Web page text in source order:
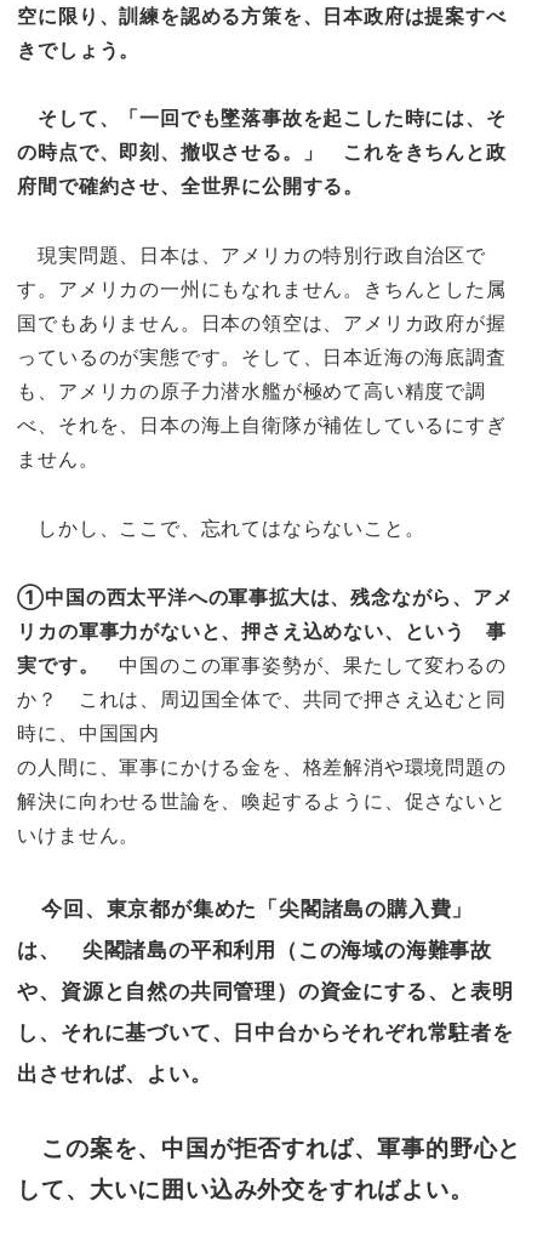
空に限り、訓練を認める方策を、日本政府は提案すべ
きでしょう。
そして、「一回でも墜落事故を起こした時には、そ
の時点で、即刻、撤収させる。」 これをきちんと政
府間で確約させ、全世界に公開する。
現実問題、日本は、アメリカの特別行政自治区で
す。アメリカの一州にもなれません。きちんとした属
国でもありません。日本の領空は、アメリカ政府が握
っているのが実態です。そして、日本近海の海底調査
も、アメリカの原子力潜水艦が極めて高い精度で調
べ、それを、日本の海上自衛隊が補佐しているにすぎ
ません。
しかし、ここで、忘れてはならないこと。
①中国の西太平洋への軍事拡大は、残念ながら、アメ
リカの軍事力がないと、押さえ込めない、という 事
実です。
中国のこの軍事姿勢が、果たして変わるの
か？ これは、周辺国全体で、共同で押さえ込むと同
時に、中国国内
の人間に、軍事にかける金を、格差解消や環境問題の
解決に向わせる世論を、喚起するように、促さないと
いけません。
今回、東京都が集めた「尖閣諸島の購入費」
は、 尖閣諸島の平和利用（この海域の海難事故
や、資源と自然の共同管理）の資金にする、と表明
し、それに基づいて、日中台からそれぞれ常駐者を
出させれば、よい。
この案を、中国が拒否すれば、軍事的野心と
して、大いに囲い込み外交をすればよい。